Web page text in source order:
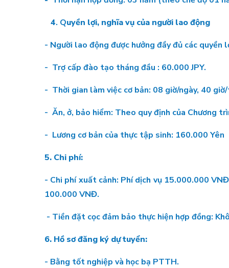
4. Quyền lợi, nghĩa vụ của người lao động
- Người lao động được hưởng đầy đủ các
- Trợ cấp đào tạo tháng đầu : 60.000 JPY.
- Thời gian làm việc cơ bản: 08 giờ/ngày, 40
- Ăn, ở, bảo hiểm: Theo quy định của Chương
- Lương cơ bản của thực tập sinh: 160.000 Yên
5. Chi phí:
- Chi phí xuất cảnh: Phí dịch vụ 15.000.000
100.000 VNĐ.
- Tiền đặt cọc đảm bảo thực hiện hợp đồng:
6. Hồ sơ đăng ký dự tuyển:
- Bằng tốt nghiệp và học bạ PTTH.